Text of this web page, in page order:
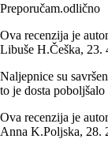
Preporučam.odlično
Ova recenzija je
Libuše H.Češka, 23.
Naljepnice su
to je dosta
Ova recenzija je
Anna K.Poljska, 28.